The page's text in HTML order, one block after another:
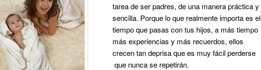
tarea de ser padres, de una manera práctica y
sencilla. Porque lo que realmente importa es el
tiempo que pasas con tus hijos, a más tiempo
más experiencias y más recuerdos, ellos
crecen tan deprisa que es muy fácil perderse
que nunca se repetirán.